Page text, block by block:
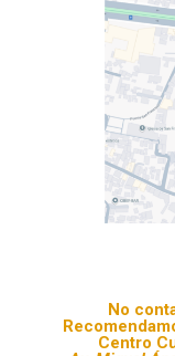
No
Centro